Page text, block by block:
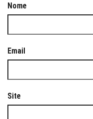
Nome
Email
Site